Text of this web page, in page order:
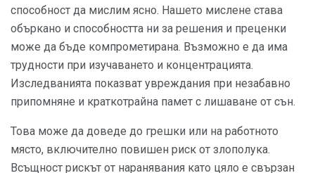
способност да мислим ясно. Нашето мислене става
объркано и способността ни за решения и преценки
може да бъде компрометирана. Възможно е да има
трудности при изучаването и концентрацията.
Изследванията показват увреждания при незабавно
припомняне и краткотрайна памет с лишаване от сън.
Това може да доведе до грешки или на работното
място, включително повишен риск от злополука.
Всъщност рискът от наранявания като цяло е свързан